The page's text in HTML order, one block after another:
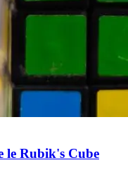
le Rubik's Cube